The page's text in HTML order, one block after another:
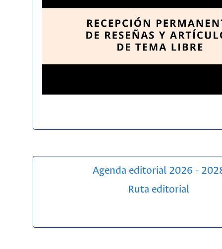
Agenda editorial 2026 -
Ruta editorial